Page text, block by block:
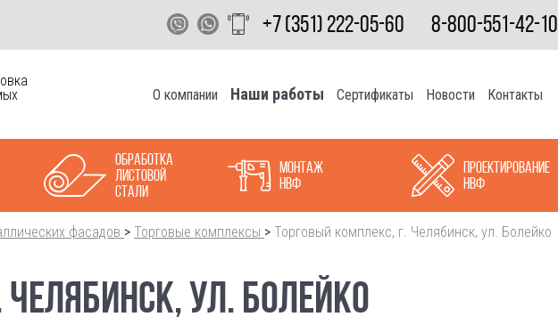
+7 (351) 222-05-60 8-800-551-42-10
О компании Наши работы Сертификаты Новости Контакты
Обработка
листовой
стали
Монтаж
НВФ
Проектирование
НВФ
фасадов > Торговые комплексы > Торговый комплекс, г. Челябинск, ул. Болейко
УЛ. БОЛЕЙКО